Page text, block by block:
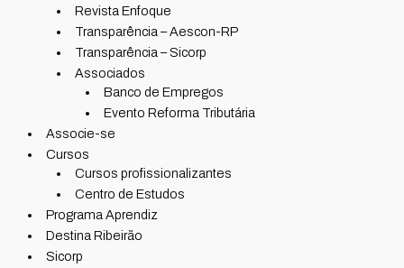
Revista Enfoque
Transparência – Aescon-RP
Transparência – Sicorp
Associados
Banco de Empregos
Evento Reforma Tributária
Associe-se
Cursos
Cursos profissionalizantes
Centro de Estudos
Programa Aprendiz
Destina Ribeirão
Sicorp